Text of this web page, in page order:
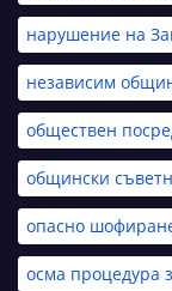
нарушение на
независим
обществен
общински
опасно
осма процедура